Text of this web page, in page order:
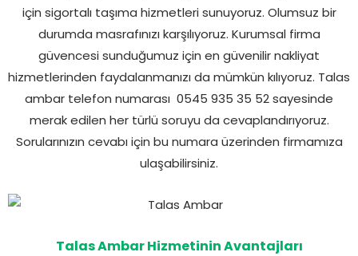
için sigortalı taşıma hizmetleri sunuyoruz. Olumsuz bir
durumda masrafınızı karşılıyoruz. Kurumsal firma
güvencesi sunduğumuz için en güvenilir nakliyat
hizmetlerinden faydalanmanızı da mümkün kılıyoruz. Talas
ambar telefon numarası 0545 935 35 52 sayesinde
merak edilen her türlü soruyu da cevaplandırıyoruz.
Sorularınızın cevabı için bu numara üzerinden firmamıza
ulaşabilirsiniz.
Talas Ambar Hizmetinin Avantajları